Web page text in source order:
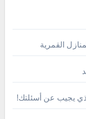
يجيب عن أسئلتك!